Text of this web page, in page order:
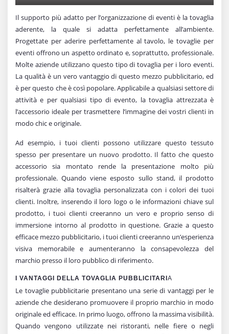
Il supporto più adatto per l’organizzazione di eventi è la tovaglia
aderente, la quale si adatta perfettamente all’ambiente.
Progettate per aderire perfettamente al tavolo, le tovaglie per
eventi offrono un aspetto ordinato e, soprattutto, professionale.
Molte aziende utilizzano questo tipo di tovaglia per i loro eventi.
La qualità è un vero vantaggio di questo mezzo pubblicitario, ed
è per questo che è così popolare. Applicabile a qualsiasi settore di
attività e per qualsiasi tipo di evento, la tovaglia attrezzata è
l’accessorio ideale per trasmettere l’immagine dei vostri clienti in
modo chic e originale.
Ad esempio, i tuoi clienti possono utilizzare questo tessuto
spesso per presentare un nuovo prodotto. Il fatto che questo
accessorio sia montato rende la presentazione molto più
professionale. Quando viene esposto sullo stand, il prodotto
risalterà grazie alla tovaglia personalizzata con i colori dei tuoi
clienti. Inoltre, inserendo il loro logo o le informazioni chiave sul
prodotto, i tuoi clienti creeranno un vero e proprio senso di
immersione intorno al prodotto in questione. Grazie a questo
efficace mezzo pubblicitario, i tuoi clienti creeranno un’esperienza
visiva memorabile e aumenteranno la consapevolezza del
marchio presso il loro pubblico di riferimento.
I VANTAGGI DELLA TOVAGLIA PUBBLICITARIA
Le tovaglie pubblicitarie presentano una serie di vantaggi per le
aziende che desiderano promuovere il proprio marchio in modo
originale ed efficace. In primo luogo, offrono la massima visibilità.
Quando vengono utilizzate nei ristoranti, nelle fiere o negli